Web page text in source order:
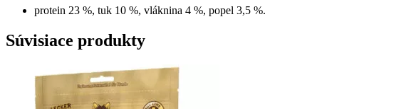
protein 23 %, tuk 10 %, vláknina 4 %, popel 3,5 %.
Súvisiace produkty